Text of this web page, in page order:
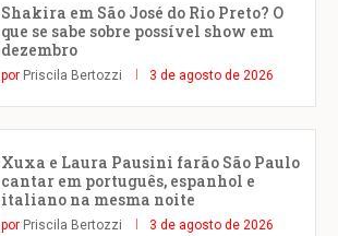
Shakira em São José do Rio Preto? O
que se sabe sobre possível show em
dezembro
por Priscila Bertozzi 3 de agosto de 2026
Xuxa e Laura Pausini farão São Paulo
cantar em português, espanhol e
italiano na mesma noite
por Priscila Bertozzi 3 de agosto de 2026